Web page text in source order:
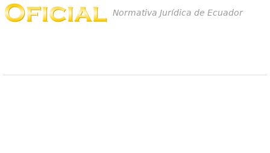
Normativa Jurídica de Ecuador